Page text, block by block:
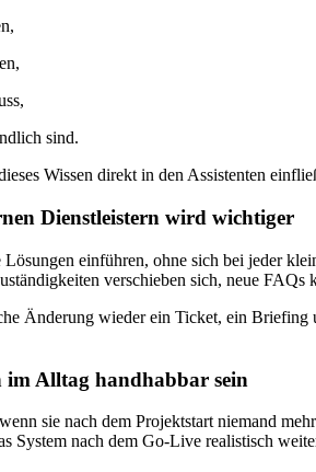
sind.
Wissen direkt in den Assistenten
Dienstleistern wird wichtiger
einführen, ohne sich bei jeder
verschieben sich, neue FAQs
Änderung wieder ein Ticket, ein
im Alltag handhabbar sein
sie nach dem Projektstart niemand
System nach dem Go-Live realistisch